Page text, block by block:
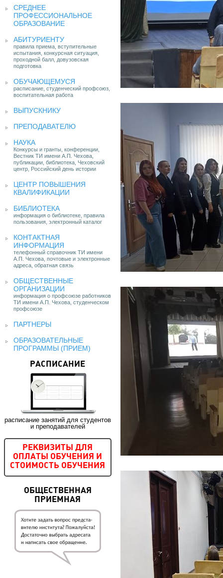
СРЕДНЕЕ
ПРОФЕССИОНАЛЬНОЕ
ОБРАЗОВАНИЕ
АБИТУРИЕНТУ
правила приема, вступительные
испытания, конкурсная ситуация,
проходной балл, довузовская
подготовка
ОБУЧАЮЩЕМУСЯ
расписание, студенческий профсоюз,
воспитательная работа
ВЫПУСКНИКУ
ПРЕПОДАВАТЕЛЮ
НАУКА
Конкурсы и гранты, конференции,
Вестник ТИ имени А.П. Чехова,
публикации, библиотека, Чеховский
центр, Российский день истории
ЦЕНТР ПОВЫШЕНИЯ
КВАЛИФИКАЦИИ
БИБЛИОТЕКА
информация о библиотеке, правила
пользования, электронный каталог
КОНТАКТНАЯ
ИНФОРМАЦИЯ
телефонный справочник ТИ имени
А.П. Чехова, почтовые и электронные
адреса, обратная связь
ОБЩЕСТВЕННЫЕ
ОРГАНИЗАЦИИ
информация о профсоюзе работников
ТИ имени А.П. Чехова, студенческом
профсоюзе
ПАРТНЕРЫ
ОБРАЗОВАТЕЛЬНЫЕ
ПРОГРАММЫ (ПРИЕМ)
РАСПИСАНИЕ
расписание занятий для студентов
и преподавателей
РЕКВИЗИТЫ ДЛЯ
ОПЛАТЫ ОБУЧЕНИЯ И
СТОИМОСТЬ ОБУЧЕНИЯ
ОБЩЕСТВЕННАЯ
ПРИЕМНАЯ